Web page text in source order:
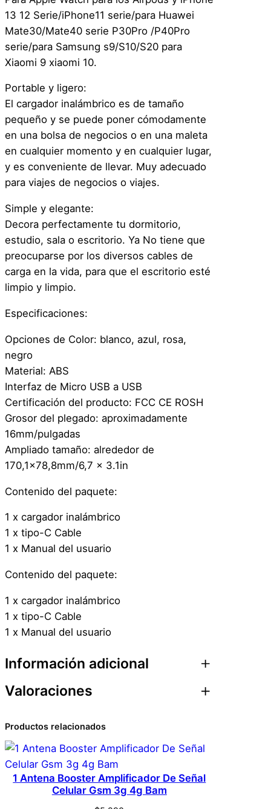
o
1
5
w
P
l
g
l
e
I
o
s
R
o
s
d
o
a
n
t
d
a
d
13 12 Serie/iPhone11 serie/para Huawei
Mate30/Mate40 serie P30Pro /P40Pro
serie/para Samsung s9/S10/S20 para
Xiaomi 9 xiaomi 10.
Portable y ligero:
El cargador inalámbrico es de tamaño
pequeño y se puede poner cómodamente
en una bolsa de negocios o en una maleta
en cualquier momento y en cualquier lugar,
y es conveniente de llevar. Muy adecuado
para viajes de negocios o viajes.
Simple y elegante:
Decora perfectamente tu dormitorio,
estudio, sala o escritorio. Ya No tiene que
preocuparse por los diversos cables de
carga en la vida, para que el escritorio esté
limpio y limpio.
Especificaciones:
Opciones de Color: blanco, azul, rosa,
negro
Material: ABS
Interfaz de Micro USB a USB
Certificación del producto: FCC CE ROSH
Grosor del plegado: aproximadamente
16mm/pulgadas
Ampliado tamaño: alrededor de
170,1×78,8mm/6,7 x 3.1in
Contenido del paquete:
1 x cargador inalámbrico
1 x tipo-C Cable
1 x Manual del usuario
Contenido del paquete:
1 x cargador inalámbrico
1 x tipo-C Cable
1 x Manual del usuario
Información adicional
Dimensiones
Marca
Valoraciones
0 valoraciones en 2 En
1 Cargador Inalámbrico
15w Plegable Ios
Rosado
Productos relacionados
1 Antena Booster Amplificador De Señal
Celular Gsm 3g 4g Bam